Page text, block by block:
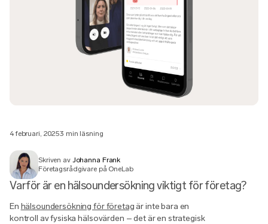
4 februari, 20253 min läsning
Skriven av Johanna Frank
Företagsrådgivare på OneLab
Varför är en hälsoundersökning viktigt för företag?
En hälsoundersökning för företag är inte bara en
kontroll av fysiska hälsovärden – det är en strategisk